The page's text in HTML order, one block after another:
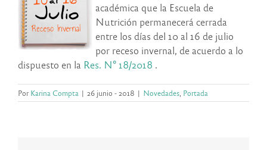
académica que la Escuela de
Nutrición permanecerá cerrada
entre los días del 10 al 16 de julio
por receso invernal, de acuerdo a lo
dispuesto en la Res. N° 18/2018 .
PorKarina Compta | 26 junio - 2018 | Novedades Portada